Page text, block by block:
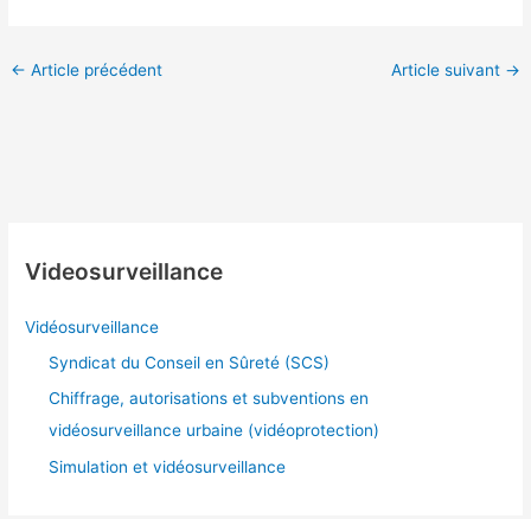
← Article précédent Article suivant →
Videosurveillance
Vidéosurveillance
Syndicat du Conseil en Sûreté (SCS)
Chiffrage, autorisations et subventions en
vidéosurveillance urbaine (vidéoprotection)
Simulation et vidéosurveillance